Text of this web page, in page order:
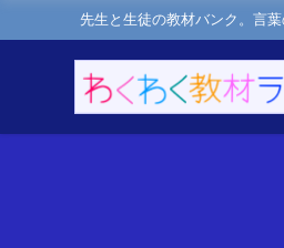
先生と生徒の教材バンク。言